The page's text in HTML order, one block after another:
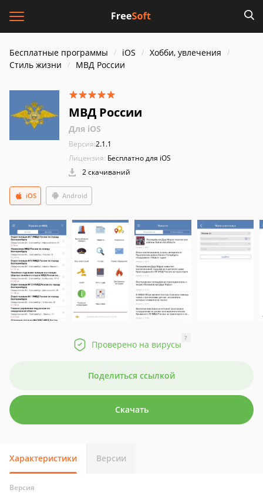
Бесплатные программы iOS
Хобби, увлечения
Стиль жизни
МВД России
МВД России
Для iOS
Версия:2.1.1
Лицензия: Бесплатно для iOS
2 скачиваний
Android
iOS
Проверено на вирусы
?
Поделиться ссылкой
Скачать
Характеристики Версии
Версия